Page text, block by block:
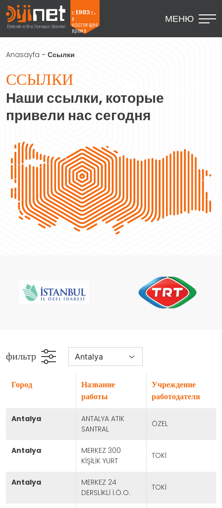
с 1985 г.
в
настоящее
время
МЕНЮ
Anasayfa - Ссылки
ССЫЛКИ
Наши ссылки, которые
привели нас сегодня
фильтр
город
Название
работы
Учреждение
работодателя
antalya
ANTALYA ATIK
SANTRAL
ÖZEL
antalya
MERKEZ 300
KİŞİLİK YURT
TOKİ
antalya
MERKEZ 24
DERSLİKLİ İ.Ö.O.
TOKİ